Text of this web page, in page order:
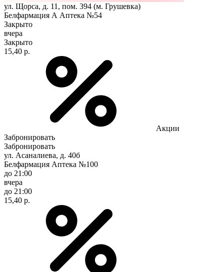
ул. Щорса, д. 11, пом. 394 (м. Грушевка)
Белфармация А Аптека №54
Закрыто
вчера
Закрыто
15,40 р.
Акции
Забронировать
Забронировать
ул. Асаналиева, д. 40б
Белфармация Аптека №100
до 21:00
вчера
до 21:00
15,40 р.